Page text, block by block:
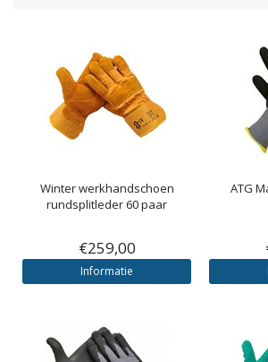
Winter werkhandschoen
rundsplitleder 60 paar
€259,00
Informatie
ATG